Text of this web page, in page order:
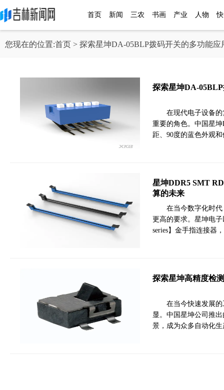
首页 新闻 三农 书画 产业 人物
您现在的位置:首页 > 探索星坤DA-05BLP拨码开关的多功能应
探索星坤DA-
在现代电子设备
重要的角色。中国星
距、90度的蓝色外观
星坤DDR5 SMT
算的未来
在当今数字化时
更高的要求。星坤电
series】金手指连接器
探索星坤高精度检
在当今快速发展
显。中国星坤公司推
景，成为众多自动化